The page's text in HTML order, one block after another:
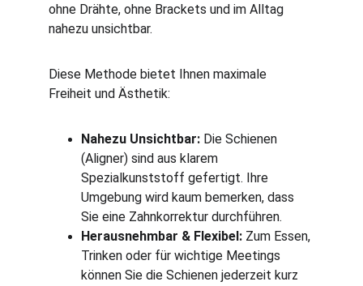
ohne Drähte, ohne Brackets und im Alltag
nahezu unsichtbar.
Diese Methode bietet Ihnen maximale
Freiheit und Ästhetik:
Nahezu Unsichtbar: Die Schienen
(Aligner) sind aus klarem
Spezialkunststoff gefertigt. Ihre
Umgebung wird kaum bemerken, dass
Sie eine Zahnkorrektur durchführen.
Herausnehmbar & Flexibel: Zum Essen,
Trinken oder für wichtige Meetings
können Sie die Schienen jederzeit kurz